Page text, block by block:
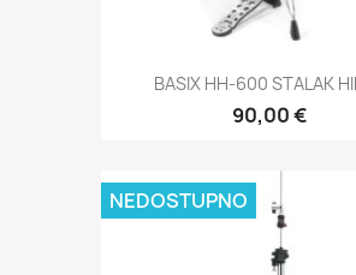
BASIX HH-600 STALAK
90,00 €
NEDOSTUPNO